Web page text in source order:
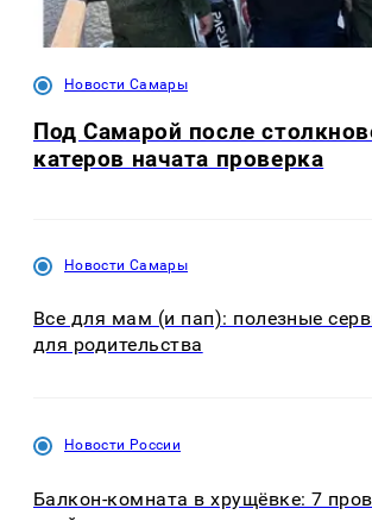
Новости Самары
Под Самарой после
катеров начата проверка
Новости Самары
Все для мам (и пап): полезные
для родительства
Новости России
Балкон-комната в хрущёвке: 7